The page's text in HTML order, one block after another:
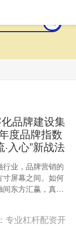
品牌建设集
度品牌指数
·入心”新战法
业，品牌营销的
屏幕之间。如何
东方汇赢，真正
衡量基金公司品
日....
专业杠杆配资开